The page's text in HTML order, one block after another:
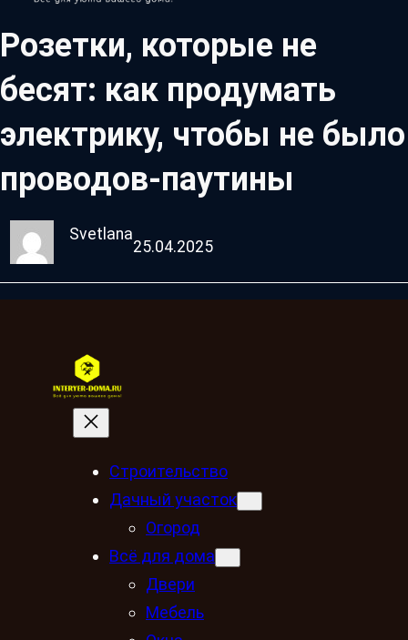
Розетки, которые не
бесят: как продумать
электрику, чтобы не было
проводов-паутины
Svetlana
25.04.2025
Строительство
Дачный участок
Огород
Всё для дома
Двери
Мебель